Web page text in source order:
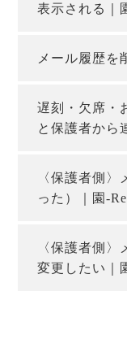
表示される｜
メール履歴を
遅刻・欠席・
と保護者から
〈保護者側
った）｜園-
〈保護者側
変更したい｜